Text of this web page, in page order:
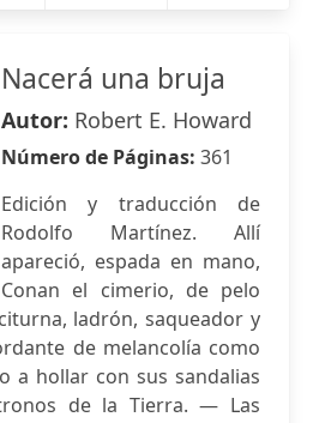
Nacerá una bruja
Autor: Robert E. Howard
Número de Páginas: 361
Edición y traducción de
Rodolfo Martínez. Allí
apareció, espada en mano,
Conan el cimerio, de pelo
ladrón, saqueador y
de melancolía como
a hollar con sus sandalias
de la Tierra. — Las